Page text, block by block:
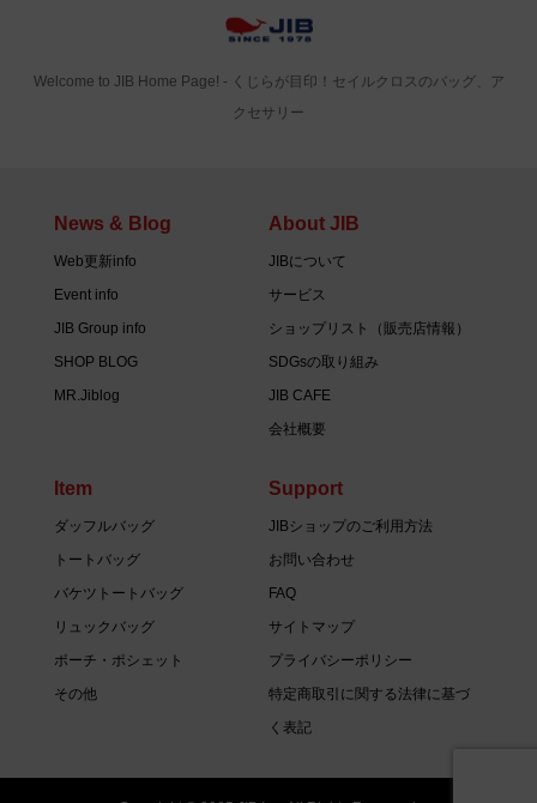
Welcome to JIB Home Page! ‐ くじらが目印！セイルクロスのバッグ、ア
クセサリー
News & Blog
Web更新info
Event info
JIB Group info
SHOP BLOG
MR.Jiblog
About JIB
JIBについて
サービス
ショップリスト（販売店情報）
SDGsの取り組み
JIB CAFE
会社概要
Item
ダッフルバッグ
トートバッグ
バケツトートバッグ
リュックバッグ
ポーチ・ポシェット
その他
Support
JIBショップのご利用方法
お問い合わせ
FAQ
サイトマップ
プライバシーポリシー
特定商取引に関する法律に基づ
く表記